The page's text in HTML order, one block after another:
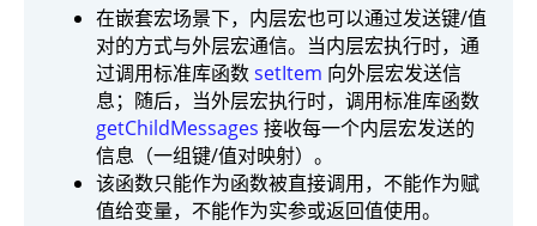
在嵌套宏场景下，内层宏也可以通过发送键/值
对的方式与外层宏通信。当内层宏执行时，通
过调用标准库函数setItem 向外层宏发送信
息；随后，当外层宏执行时，调用标准库函数
getChildMessages 接收每一个内层宏发送的
信息（一组键/值对映射）。
该函数只能作为函数被直接调用，不能作为赋
值给变量，不能作为实参或返回值使用。